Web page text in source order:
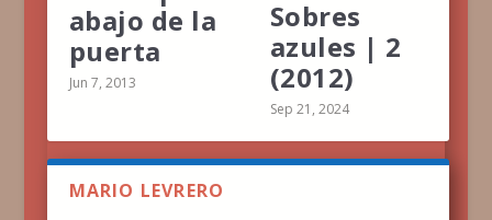
abajo de la
puerta
Jun 7, 2013
Sobres
azules | 2
(2012)
Sep 21, 2024
MARIO LEVRERO